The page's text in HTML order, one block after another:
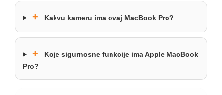
+ Kakvu kameru ima ovaj MacBook Pro?
+
Koje sigurnosne funkcije ima Apple MacBook
Pro?